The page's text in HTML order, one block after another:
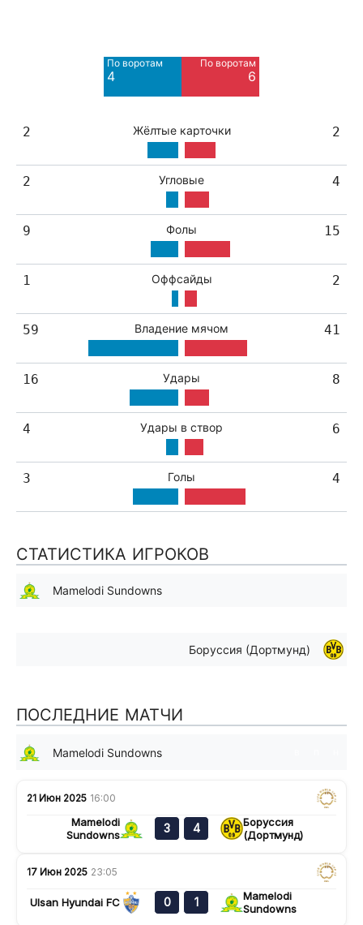
По воротам
4
По воротам
6
2 Жёлтые карточки 2
2 Угловые 4
9 Фолы 15
1 Оффсайды 2
59 Владение мячом 41
16 Удары 8
4 Удары в створ 6
3 Голы 4
СТАТИСТИКА ИГРОКОВ
Mamelodi Sundowns
Боруссия (Дортмунд)
ПОСЛЕДНИЕ МАТЧИ
Mamelodi Sundowns
21 Июн 2025 16:00
Mamelodi
Sundowns
3 4
Боруссия
(Дортмунд)
17 Июн 2025 23:05
Ulsan Hyundai FC 0 1
Mamelodi
Sundowns